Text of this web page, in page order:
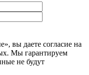
вы даете согласие на
Мы гарантируем
не будут